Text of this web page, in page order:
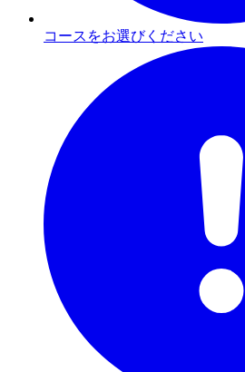
コースをお選びください